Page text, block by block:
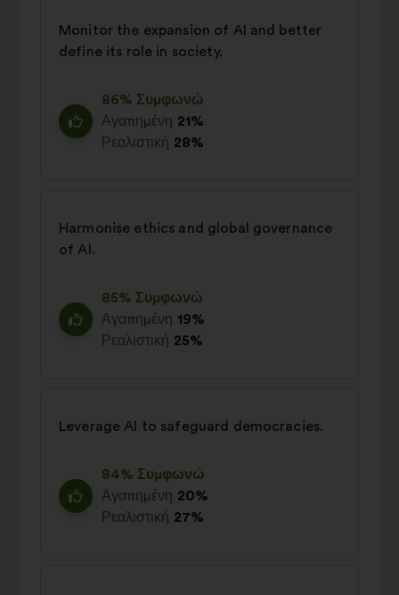
Monitor the expansion of AI and better
define its role in society.
86% Συμφωνώ
Αγαπημένη 21%
Ρεαλιστική 28%
Harmonise ethics and global governance
of AI.
85% Συμφωνώ
Αγαπημένη 19%
Ρεαλιστική 25%
Leverage AI to safeguard democracies.
84% Συμφωνώ
Αγαπημένη 20%
Ρεαλιστική 27%